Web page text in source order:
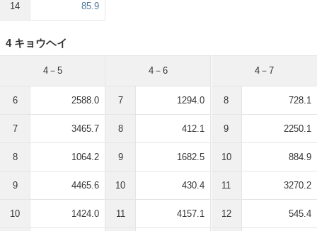
14 85.9
4 キョウヘイ
4－5
6 2588.0
7 3465.7
8 1064.2
9 4465.6
10 1424.0
4－6
7 1294.0
8 412.1
9 1682.5
10 430.4
11 4157.1
4－7
8 728.1
9 2250.1
10 884.9
11 3270.2
12 545.4